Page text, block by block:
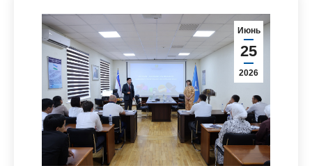
Июнь
25
2026